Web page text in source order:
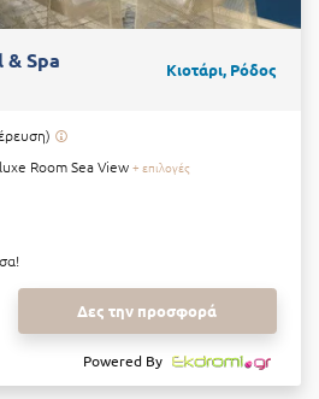
Spa Κιοτάρι, Ρόδος
Room Sea View + επιλογές
Δες την προσφορά
Powered By